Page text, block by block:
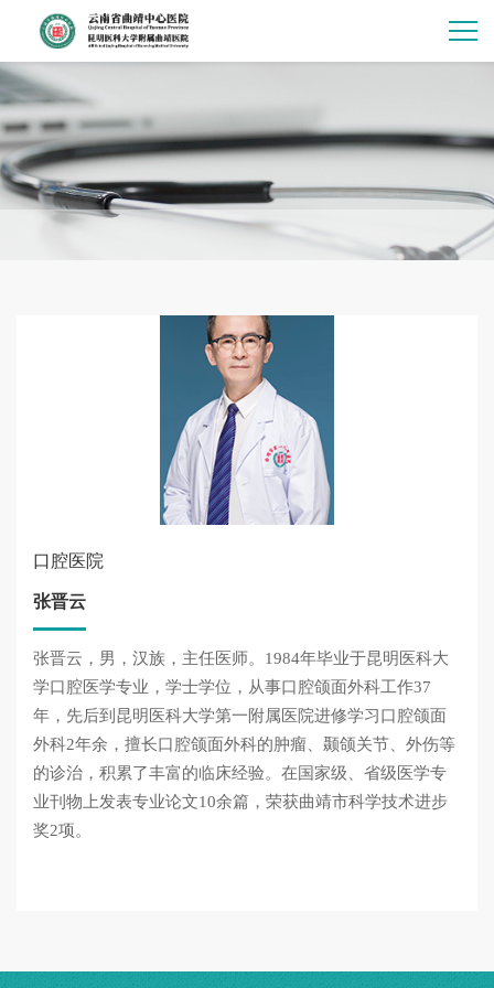
口腔医院
张晋云
张晋云，男，汉族，主任医师。1984年毕业于昆明医科大
学口腔医学专业，学士学位，从事口腔颌面外科工作37
年，先后到昆明医科大学第一附属医院进修学习口腔颌面
外科2年余，擅长口腔颌面外科的肿瘤、颞颌关节、外伤等
的诊治，积累了丰富的临床经验。在国家级、省级医学专
业刊物上发表专业论文10余篇，荣获曲靖市科学技术进步
奖2项。